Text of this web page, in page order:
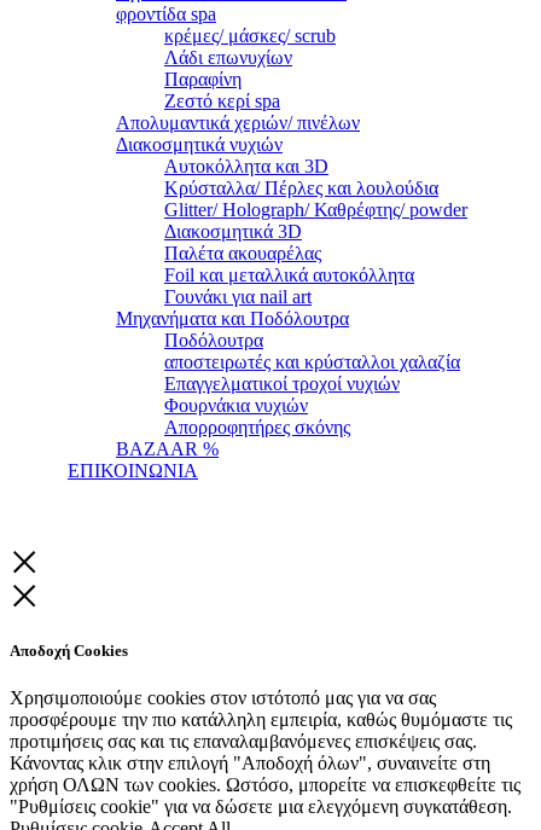
φροντίδα spa
κρέμες/ μάσκες/ scrub
Λάδι επωνυχίων
Παραφίνη
Ζεστό κερί spa
Απολυμαντικά χεριών/ πινέλων
Διακοσμητικά νυχιών
Αυτοκόλλητα και 3D
Κρύσταλλα/ Πέρλες και λουλούδια
Glitter/ Holograph/ Καθρέφτης/ powder
Διακοσμητικά 3D
Παλέτα ακουαρέλας
Foil και μεταλλικά αυτοκόλλητα
Γουνάκι για nail art
Μηχανήματα και Ποδόλουτρα
Ποδόλουτρα
αποστειρωτές και κρύσταλλοι χαλαζία
Επαγγελματικοί τροχοί νυχιών
Φουρνάκια νυχιών
Απορροφητήρες σκόνης
BAZAAR %
ΕΠΙΚΟΙΝΩΝΙΑ
Αποδοχή Cookies
Χρησιμοποιούμε cookies στον ιστότοπό μας για να σας
προσφέρουμε την πιο κατάλληλη εμπειρία, καθώς θυμόμαστε τις
προτιμήσεις σας και τις επαναλαμβανόμενες επισκέψεις σας.
Κάνοντας κλικ στην επιλογή "Αποδοχή όλων", συναινείτε στη
χρήση ΟΛΩΝ των cookies. Ωστόσο, μπορείτε να επισκεφθείτε τις
"Ρυθμίσεις cookie" για να δώσετε μια ελεγχόμενη συγκατάθεση.